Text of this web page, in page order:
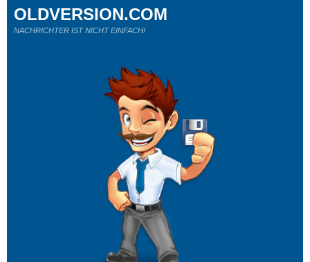
OLDVERSION.COM
NACHRICHTER IST NICHT EINFACH!